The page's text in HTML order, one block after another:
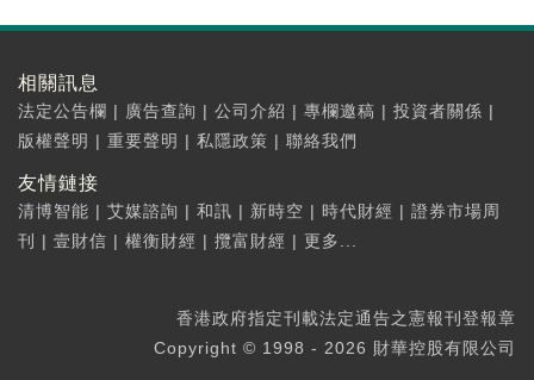
相關訊息
法定公告欄 | 廣告查詢 | 公司介紹 | 專欄邀稿 | 投資者關係 |
版權聲明 | 重要聲明 | 私隱政策 | 聯絡我們
友情鏈接
清博智能 | 艾媒諮詢 | 和訊 | 新時空 | 時代財經 | 證券市場周
刊
| 壹財信 | 權衡財經 | 攬富財經 | 更多...
香港政府指定刊載法定通告之憲報刊登報章
Copyright © 1998 - 2026 財華控股有限公司